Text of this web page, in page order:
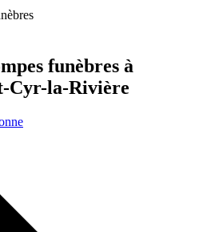
funèbres à
Cyr-la-Rivière